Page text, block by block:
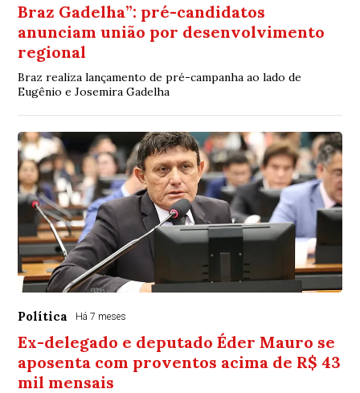
Braz Gadelha”: pré-candidatos
anunciam união por desenvolvimento
regional
Braz realiza lançamento de pré-campanha ao lado de
Eugênio e Josemira Gadelha
Política Há 7 meses
Ex-delegado e deputado Éder Mauro se
aposenta com proventos acima de R$ 43
mil mensais